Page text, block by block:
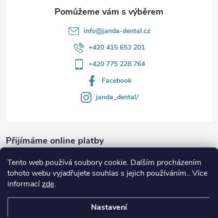
Tento web používá soubory cookie. Dalším procházením
tohoto webu vyjadřujete souhlas s jejich používáním.. Více
informacízde.
Nastavení
info@janda-dental.cz
+420 415 653 201
+420 775 228 764
Facebook
janda_dental/
Přijímáme online platby